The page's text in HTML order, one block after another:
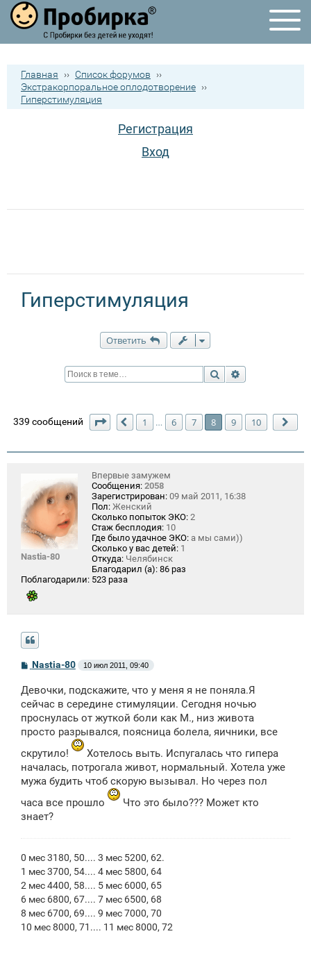
Главная ›› Список форумов
››
Экстракорпоральное оплодотворение ››
Гиперстимуляция
Регистрация
Вход
Гиперстимуляция
Ответить
Поиск
339 сообщений Страница 8из 10
Пред.
1 … 6 7 8 9 10
Nastia-80
Впервые замужем
Сообщения: 2058
Зарегистрирован: 09 май 2011, 16:38
Пол: Женский
Сколько попыток ЭКО: 2
Стаж бесплодия: 10
Где было удачное ЭКО: а мы сами))
Сколько у вас детей: 1
Откуда: Челябинск
Благодарил (а): 86 раз
Поблагодарили: 523 раза
С
б
щ
н
и
Nastia-80 10 июл 2011, 09:40
Девочки, подскажите, что у меня я не поняла.Я
сейчас в середине стимуляции. Сегодня ночью
проснулась от жуткой боли как М., низ живота
просто разрывался, поясница болела, яичники, все
скрутило!
Хотелось выть. Испугалась что гипера
началась, потрогала живот, нормальный. Хотела уже
мужа будить чтоб скорую вызывал. Но через пол
часа все прошло
Что это было??? Может кто
знает?
0 мес 3180, 50.... 3 мес 5200, 62.
1 мес 3700, 54.... 4 мес 5800, 64
2 мес 4400, 58.... 5 мес 6000, 65
6 мес 6800, 67.... 7 мес 6500, 68
8 мес 6700, 69.... 9 мес 7000, 70
10 мес 8000, 71.... 11 мес 8000, 72